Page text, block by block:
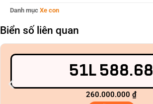
Danh mục Xe con
Biển số liên quan
51L 588.68
260.000.000 ₫